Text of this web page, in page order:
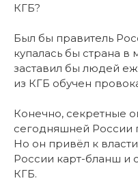
КГБ?
Был бы правитель
купалась бы страна
заставил бы людей
из КГБ обучен
Конечно, секретные
сегодняшней России
Но он привёл к
России карт-бланш и
КГБ.